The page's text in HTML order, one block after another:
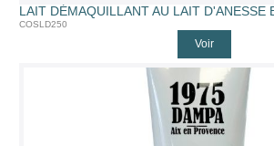
COSLD250
Voir